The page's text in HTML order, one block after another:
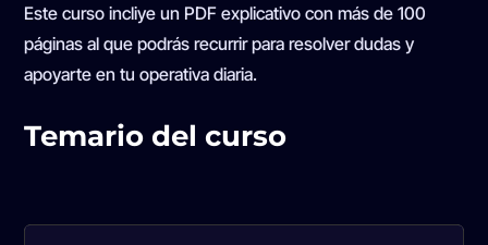
Este curso incliye un PDF explicativo con más de 100
páginas al que podrás recurrir para resolver dudas y
apoyarte en tu operativa diaria.
Temario del curso